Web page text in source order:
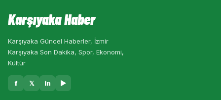
Karşıyaka Haber
Karşıyaka Güncel Haberler, İzmir
Karşıyaka Son Dakika, Spor, Ekonomi,
Kültür
f 𝕏 in ▶